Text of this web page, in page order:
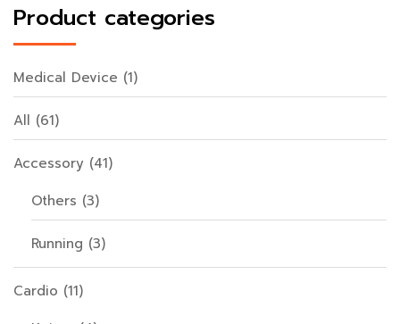
Product categories
Medical Device (1)
All (61)
Accessory (41)
Others (3)
Running (3)
Cardio (11)